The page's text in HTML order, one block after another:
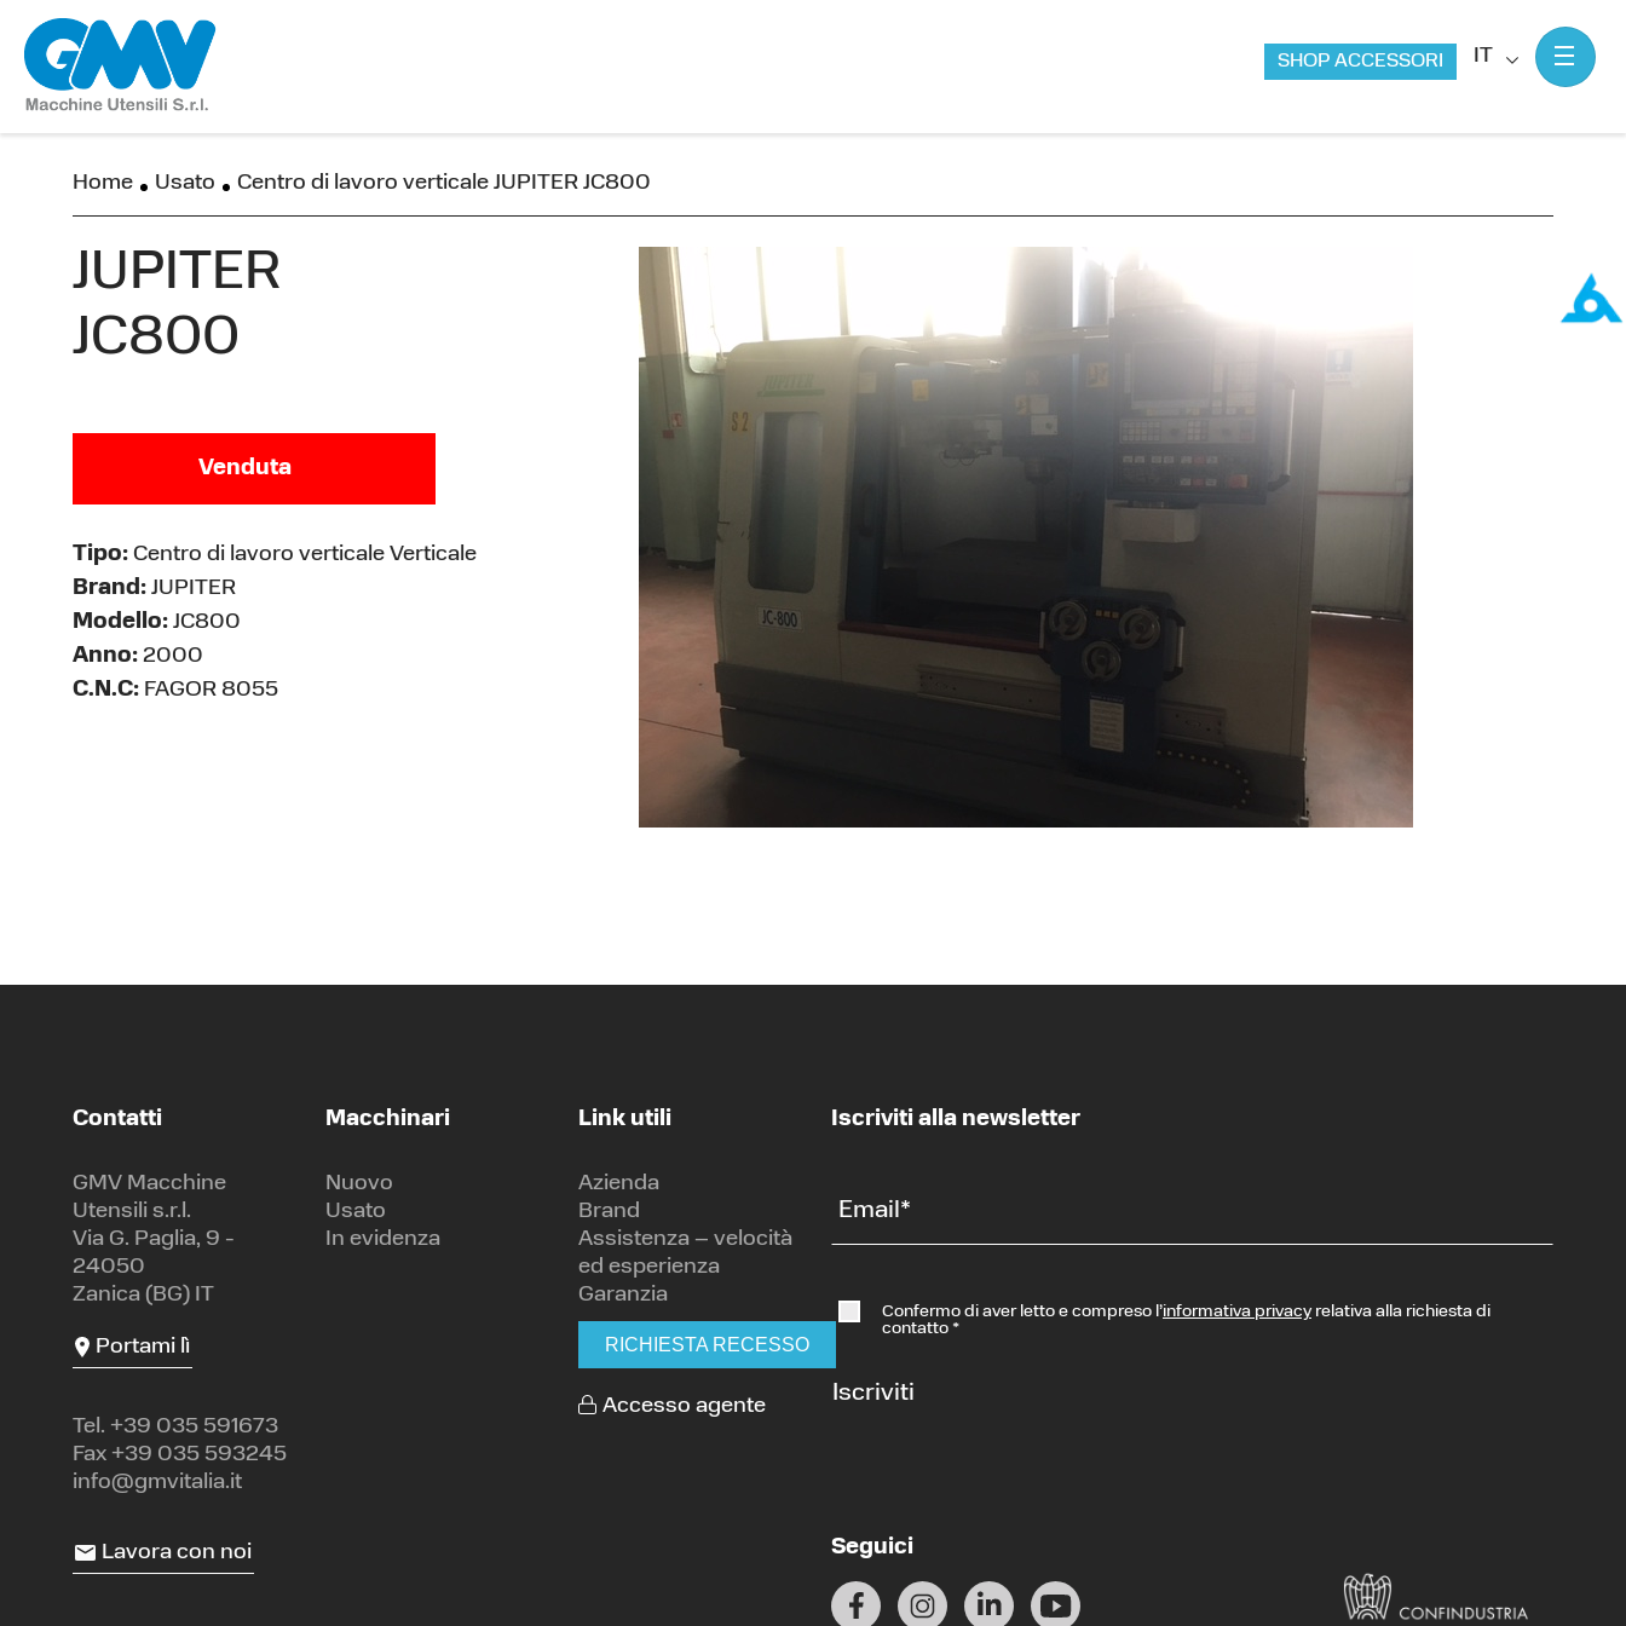
IT
SHOP ACCESSORI
Home Usato Centro di lavoro verticale JUPITER JC800
JUPITER
JC800
Venduta
Tipo: Centro di lavoro verticale Verticale
Brand: JUPITER
Modello: JC800
Anno: 2000
C.N.C: FAGOR 8055
Contatti
GMV Macchine
Utensili s.r.l.
Via G. Paglia, 9 -
24050
Zanica (BG) IT
Portami lì
Tel. +39 035 591673
Fax +39 035 593245
info@gmvitalia.it
Lavora con noi
Macchinari
Nuovo
Usato
In evidenza
Link utili
Azienda
Brand
Assistenza – velocità
ed esperienza
Garanzia
RICHIESTA RECESSO
Accesso agente
Iscriviti alla newsletter
Email*
Confermo di aver letto e compreso l’informativa privacyrelativa alla richiesta di
contatto *
Iscriviti
Seguici